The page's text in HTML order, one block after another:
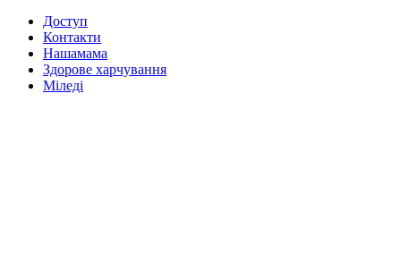
Доступ
Контакти
Нашамама
Здорове харчування
Міледі